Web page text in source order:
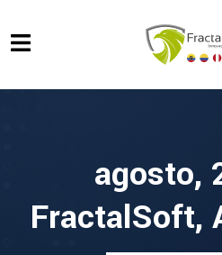
agosto,
FractalSoft,